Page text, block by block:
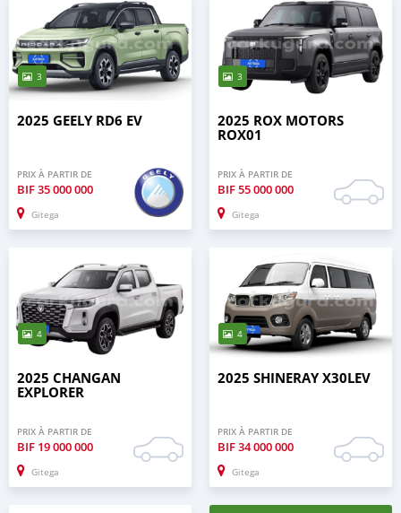
3
2025 GEELY RD6 EV
PRIX À PARTIR DE
BIF35 000 000
Gitega
3
2025 ROX MOTORS
ROX01
PRIX À PARTIR DE
BIF55 000 000
Gitega
4
2025 CHANGAN
EXPLORER
PRIX À PARTIR DE
BIF 19 000 000
Gitega
4
2025 SHINERAY X30LEV
PRIX À PARTIR DE
BIF34 000 000
Gitega